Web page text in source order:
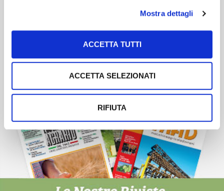
Mostra dettagli
ACCETTA TUTTI
ACCETTA SELEZIONATI
RIFIUTA
Scopri un servizio d'informazione di alta qualità. Tagliato sulle tue
ISCRIVITI